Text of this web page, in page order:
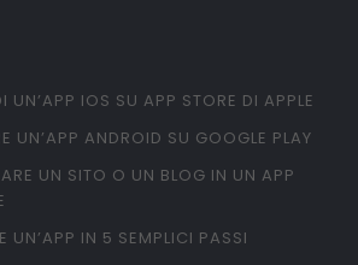
UN’APP IOS SU APP STORE DI APPLE
UN’APP ANDROID SU GOOGLE PLAY
UN SITO O UN BLOG IN UN APP
UN’APP IN 5 SEMPLICI PASSI